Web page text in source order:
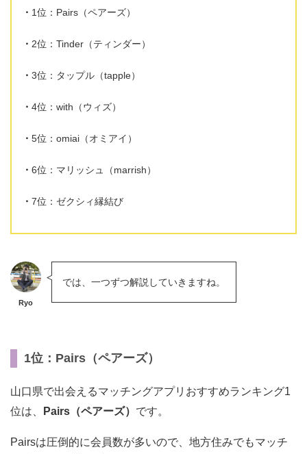
1位：Pairs（ペアーズ）
2位：Tinder（ティンダー）
3位：タップル（tapple）
4位：with（ウィズ）
5位：omiai（オミアイ）
6位：マリッシュ（marrish）
7位：ゼクシィ縁結び
Ryo
では、一つずつ解説していきますね。
1位：Pairs（ペアーズ）
山口県で出会えるマッチングアプリおすすめランキング1
位は、
Pairs（ペアーズ） です。
Pairsは圧倒的に会員数が多いので、地方住みでもマッチ